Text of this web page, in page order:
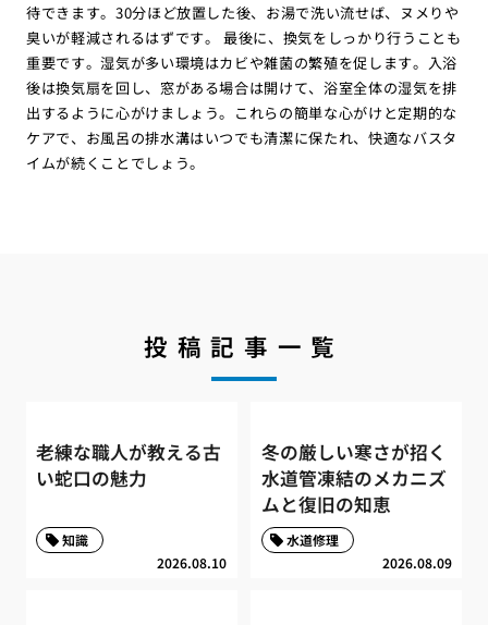
待できます。30分ほど放置した後、お湯で洗い流せば、ヌメりや
臭いが軽減されるはずです。 最後に、換気をしっかり行うことも
重要です。湿気が多い環境はカビや雑菌の繁殖を促します。入浴
後は換気扇を回し、窓がある場合は開けて、浴室全体の湿気を排
出するように心がけましょう。これらの簡単な心がけと定期的な
ケアで、お風呂の排水溝はいつでも清潔に保たれ、快適なバスタ
イムが続くことでしょう。
投稿記事一覧
老練な職人が教える古
い蛇口の魅力
2026.08.10
知識
冬の厳しい寒さが招く
水道管凍結のメカニズ
ムと復旧の知恵
2026.08.09
水道修理